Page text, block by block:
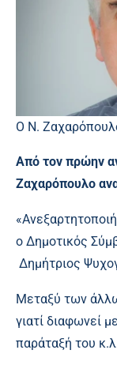
Ο Ν.
Από τον πρώην
Ζαχαρόπουλο
ο Δημοτικός
Δημήτριος
Μεταξύ των
γιατί διαφωνεί
παράταξή του